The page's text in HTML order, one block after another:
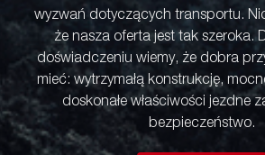
wyzwań dotyczących transportu.
że nasza oferta jest tak szeroka.
doświadczeniu wiemy, że dobra
mieć: wytrzymałą konstrukcję,
doskonałe właściwości jezdne
bezpieczeństwo.